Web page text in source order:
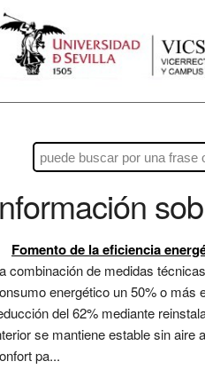
Fomento de la eficiencia
combinación de medidas
energético un 50% o más
del 62% mediante
se mantiene estable sin aire
pa...